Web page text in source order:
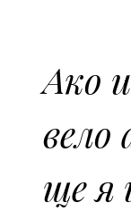
Ако
вело
ще я